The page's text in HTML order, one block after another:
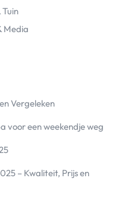
Tuin
Media
Vergeleken
voor een weekendje weg
– Kwaliteit, Prijs en